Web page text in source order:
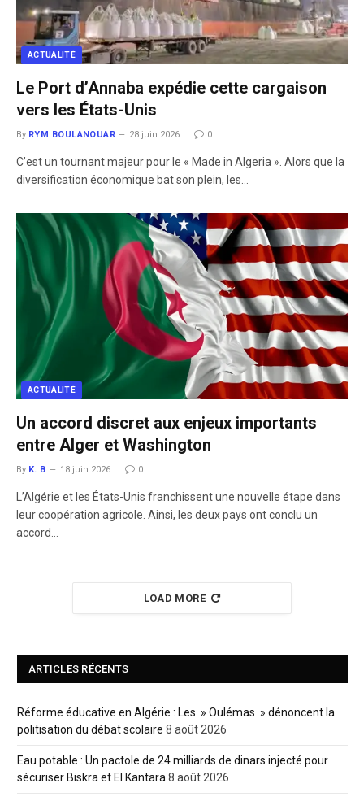
ACTUALITÉ
Le Port d’Annaba expédie cette cargaison
vers les États-Unis
By RYM BOULANOUAR 28 juin 2026 0
​C’est un tournant majeur pour le « Made in Algeria ». Alors que la
diversification économique bat son plein, les…
ACTUALITÉ
Un accord discret aux enjeux importants
entre Alger et Washington
By K. B 18 juin 2026 0
L’Algérie et les États-Unis franchissent une nouvelle étape dans
leur coopération agricole. Ainsi, les deux pays ont conclu un
accord…
LOAD MORE
ARTICLES RÉCENTS
Réforme éducative en Algérie : Les » Oulémas » dénoncent la
politisation du débat scolaire 8 août 2026
Eau potable : Un pactole de 24 milliards de dinars injecté pour
sécuriser Biskra et El Kantara 8 août 2026